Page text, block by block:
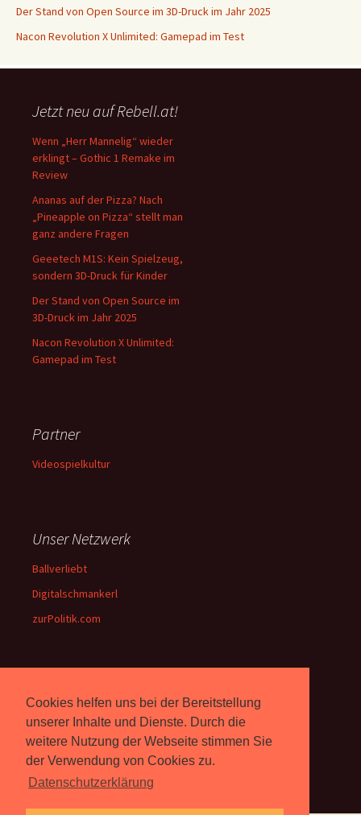
Cookies helfen uns bei der Bereitstellung
unserer Inhalte und Dienste. Durch die
weitere Nutzung der Webseite stimmen Sie
der Verwendung von Cookies zu.
Datenschutzerklärung
Der Stand von Open Source im 3D-Druck im Jahr 2025
Nacon Revolution X Unlimited: Gamepad im Test
Jetzt neu auf Rebell.at!
Wenn „Herr Mannelig“ wieder
erklingt – Gothic 1 Remake im
Review
Ananas auf der Pizza? Nach
„Pineapple on Pizza“ stellt man
ganz andere Fragen
Geeetech M1S: Kein Spielzeug,
sondern 3D-Druck für Kinder
Der Stand von Open Source im
3D-Druck im Jahr 2025
Nacon Revolution X Unlimited:
Gamepad im Test
Partner
Videospielkultur
Unser Netzwerk
Ballverliebt
Digitalschmankerl
zurPolitik.com
Über Uns
Rebell.atberichtet seit 2003
unabhängig über Computer-
und Videospiele. ( Impressum )